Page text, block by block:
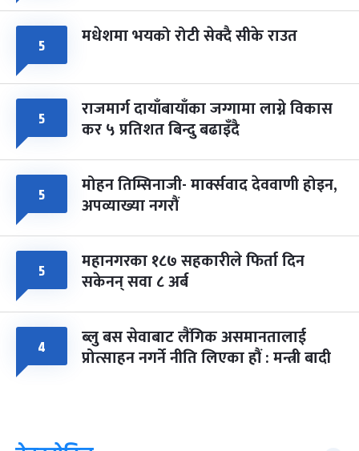
५ मधेशमा भयको रोटी सेक्दै सीके राउत
५ राजमार्ग दायाँबायाँका जग्गामा लाग्ने विकास
कर ५ प्रतिशत बिन्दु बढाइँदै
५ मोहन तिम्सिनाजी- मार्क्सवाद देववाणी होइन,
अपव्याख्या नगरौं
५ महानगरका १८७ सहकारीले फिर्ता दिन
सकेनन् सवा ८ अर्ब
४ ब्लु बस सेवाबाट लैंगिक असमानतालाई
प्रोत्साहन नगर्ने नीति लिएका हौं : मन्त्री बादी